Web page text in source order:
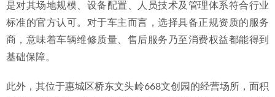
是对其场地规模、设备配置、人员技术及管理体系符合行业
标准的官方认可。对于车主而言，选择具备正规资质的服务
商，意味着车辆维修质量、售后服务乃至消费权益都能得到
基础保障。
此外，其位于惠城区桥东文头岭668文创园的经营场所，面积